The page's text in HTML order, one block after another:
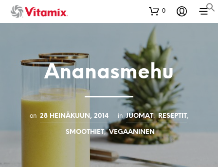
0
Ananasmehu
on 28 HEINÄKUUN, 2014 in JUOMAT, RESEPTIT
SMOOTHIET, VEGAANINEN